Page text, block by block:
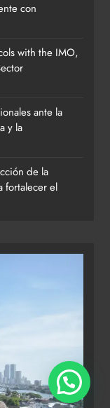
con
with the IMO,
ante la
y la
de la
fortalecer el